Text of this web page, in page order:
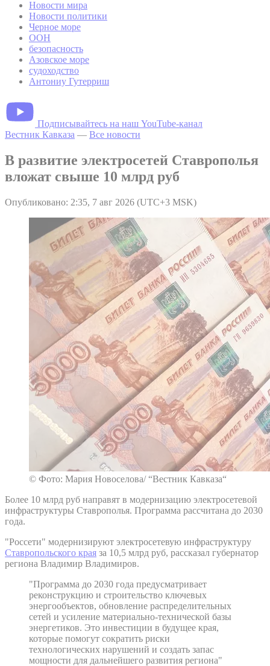
Новости мира
Новости политики
Черное море
ООН
безопасность
Азовское море
судоходство
Антониу Гутерриш
Подписывайтесь на наш YouTube-канал
Вестник Кавказа — Все новости
В развитие электросетей Ставрополья
вложат свыше 10 млрд руб
Опубликовано: 2:35, 7 авг 2026 (UTC+3 MSK)
© Фото: Мария Новоселова/ “Вестник Кавказа“
Более 10 млрд руб направят в модернизацию электросетевой
инфраструктуры Ставрополья. Программа рассчитана до 2030
года.
"Россети" модернизируют электросетевую инфраструктуру
Ставропольского края за 10,5 млрд руб, рассказал губернатор
региона Владимир Владимиров.
"Программа до 2030 года предусматривает
реконструкцию и строительство ключевых
энергообъектов, обновление распределительных
сетей и усиление материально-технической базы
энергетиков. Это инвестиции в будущее края,
которые помогут сократить риски
технологических нарушений и создать запас
мощности для дальнейшего развития региона"